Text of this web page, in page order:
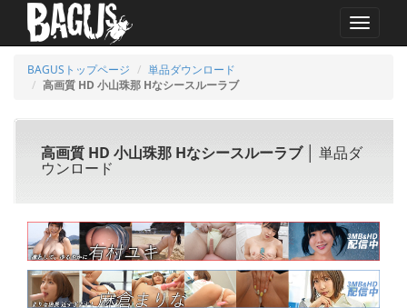
MENU
BAGUSトップページ
単品ダウンロード
高画質 HD 小山珠那 Hなシースルーラブ
高画質 HD 小山珠那 Hなシースルーラブ│ 単品ダ
ウンロード